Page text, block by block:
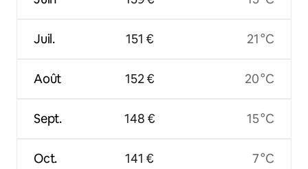
Juil.
Août
Sept.
Oct.
151 €
152 €
148 €
141 €
21 °C
20 °C
15 °C
7 °C